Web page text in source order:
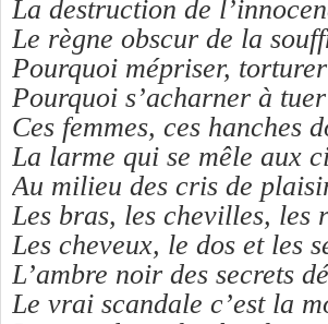
La destruction de
Le règne obscur de la
Pourquoi mépriser,
Pourquoi s’acharner à
Ces femmes, ces hanches
La larme qui se mêle aux
Au milieu des cris de
Les bras, les chevilles, les
Les cheveux, le dos et les
L’ambre noir des secrets
Le vrai scandale c’est la